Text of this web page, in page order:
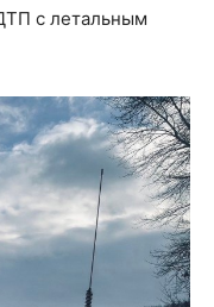
с летальным